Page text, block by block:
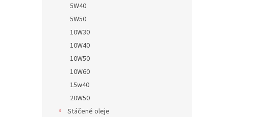
5W40
5W50
10W30
10W40
10W50
10W60
15w40
20W50
Stáčené oleje